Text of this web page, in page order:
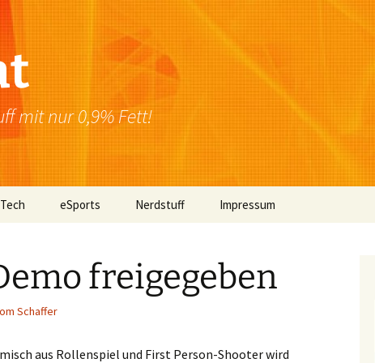
mit nur 0,9% Fett!
Mac OS
Linux
Browser
eSports Nerdstuff Impressum
freigegeben
Schaffer
aus Rollenspiel und First Person-Shooter wird